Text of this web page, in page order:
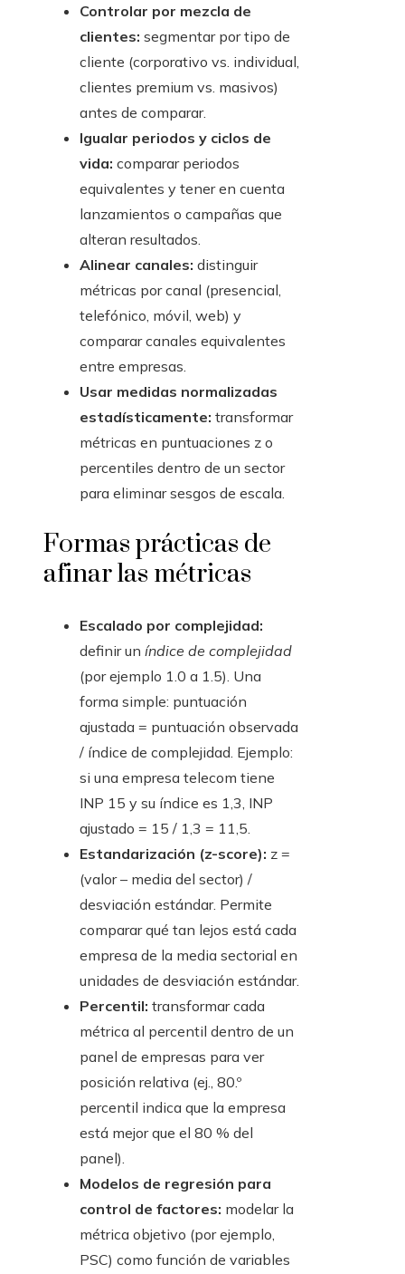
Controlar por mezcla de
clientes: segmentar por tipo de
cliente (corporativo vs. individual,
clientes premium vs. masivos)
antes de comparar.
Igualar periodos y ciclos de
vida: comparar periodos
equivalentes y tener en cuenta
lanzamientos o campañas que
alteran resultados.
Alinear canales: distinguir
métricas por canal (presencial,
telefónico, móvil, web) y
comparar canales equivalentes
entre empresas.
Usar medidas normalizadas
estadísticamente: transformar
métricas en puntuaciones z o
percentiles dentro de un sector
para eliminar sesgos de escala.
Formas prácticas de
afinar las métricas
Escalado por complejidad:
definir un índice de complejidad
(por ejemplo 1.0 a 1.5). Una
forma simple: puntuación
ajustada = puntuación observada
/ índice de complejidad. Ejemplo:
si una empresa telecom tiene
INP 15 y su índice es 1,3, INP
ajustado = 15 / 1,3 = 11,5.
Estandarización (z-score): z =
(valor – media del sector) /
desviación estándar. Permite
comparar qué tan lejos está cada
empresa de la media sectorial en
unidades de desviación estándar.
Percentil: transformar cada
métrica al percentil dentro de un
panel de empresas para ver
posición relativa (ej., 80.º
percentil indica que la empresa
está mejor que el 80 % del
panel).
Modelos de regresión para
control de factores: modelar la
métrica objetivo (por ejemplo,
PSC) como función de variables